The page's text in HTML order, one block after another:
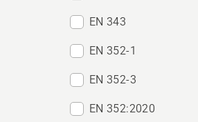
EN 343
EN 352-1
EN 352-3
EN 352:2020